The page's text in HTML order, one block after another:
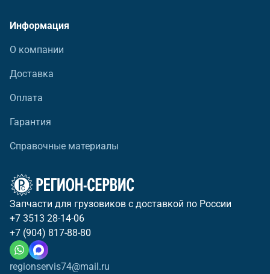
Информация
О компании
Доставка
Оплата
Гарантия
Справочные материалы
Запчасти для грузовиков с доставкой по России
+7 3513 28-14-06
+7 (904) 817-88-80
regionservis74@mail.ru